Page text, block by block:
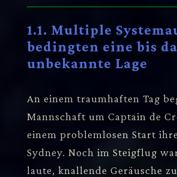
1.1. Multiple
bedingten eine bis
unbekannte Lage
An einem traumhaften Tag
Mannschaft um Captain de
einem problemlosen Start
Sydney. Noch im Steigflug
laute, knallende Geräusche